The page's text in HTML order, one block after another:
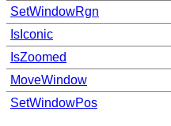
SetWindowRgn
IsIconic
IsZoomed
MoveWindow
SetWindowPos